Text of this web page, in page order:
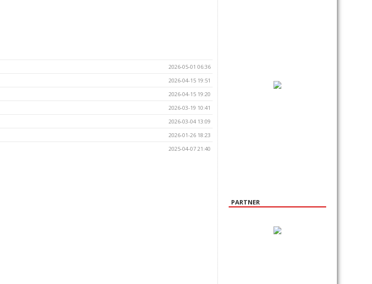
2026-05-01 06:36
2026-04-15 19:51
2026-04-15 19:20
2026-03-19 10:41
2026-03-04 13:09
2026-01-26 18:23
2025-04-07 21:40
PARTNER